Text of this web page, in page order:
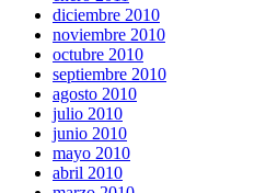
diciembre 2010
noviembre 2010
octubre 2010
septiembre 2010
agosto 2010
julio 2010
junio 2010
mayo 2010
abril 2010